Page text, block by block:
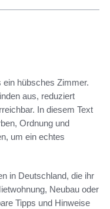
hübsches Zimmer.
aus, reduziert
In diesem Text
Ordnung und
um ein echtes
in Deutschland, die ihr
Neubau oder
Tipps und Hinweise